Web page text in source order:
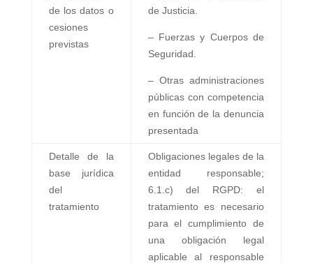
de los datos o
cesiones
previstas
de Justicia.
– Fuerzas y Cuerpos de
Seguridad.
– Otras administraciones
públicas con competencia
en función de la denuncia
presentada
Detalle de la
base jurídica
del
tratamiento
Obligaciones legales de la
entidad responsable;
6.1.c) del RGPD: el
tratamiento es necesario
para el cumplimiento de
una obligación legal
aplicable al responsable